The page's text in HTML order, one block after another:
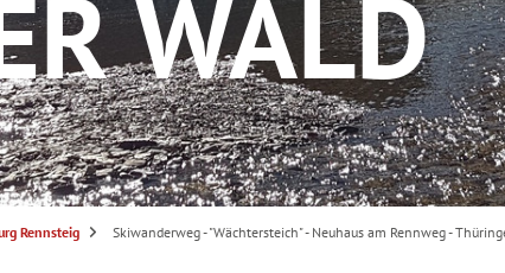
WALD
Rennsteig Skiwanderweg - "Wächtersteich" - Neuhaus am Rennweg -